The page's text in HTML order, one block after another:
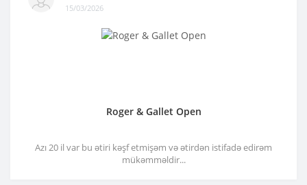
15/03/2026
Roger & Gallet Open
Azı 20 il var bu ətiri kəşf etmişəm və ətirdən istifadə edirəm
mükəmməldir...